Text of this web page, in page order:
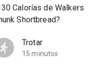
Calorías de Walkers
Shortbread?
Trotar
15 minutos